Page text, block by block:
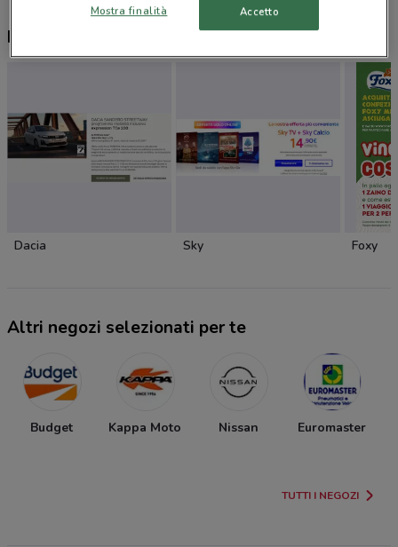
Nuovi prodotti da provare
Dacia Sky Foxy
Altri negozi selezionati per te
Budget Kappa Moto Nissan Euromaster
TUTTI I NEGOZI
Mostra finalità Accetto